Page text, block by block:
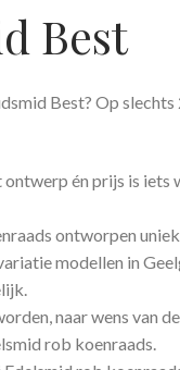
Best
Best? Op
én prijs is
ontworpen
modellen in
naar wens van
rob koenraads.